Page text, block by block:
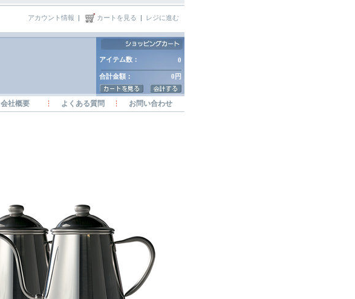
アカウント情報 | カートを見る | レジに進む
アイテム数： 0
合計金額： 0円
会社概要 よくある質問 お問い合わせ